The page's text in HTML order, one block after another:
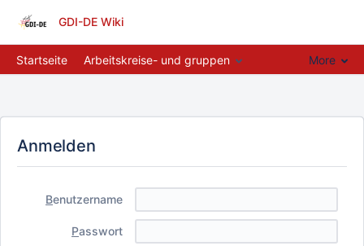
GDI-DE Wiki
Startseite Arbeitskreise- und gruppen More
Anmelden
Benutzername
Passwort